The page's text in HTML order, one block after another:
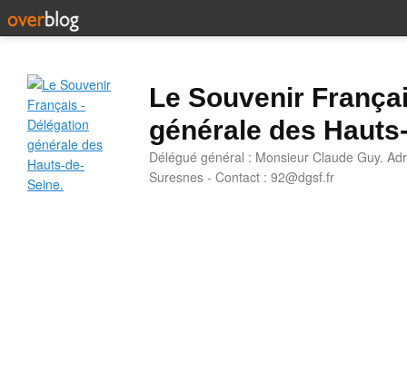
Le Souvenir
générale des
Délégué général : Monsieur Claude Guy.
Suresnes - Contact : 92@dgsf.fr